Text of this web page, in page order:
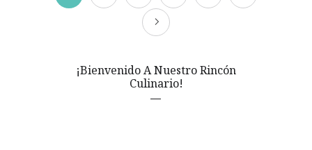
¡Bienvenido A Nuestro Rincón
Culinario!